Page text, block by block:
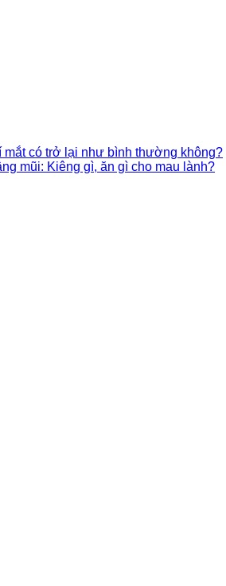
mắt có trở lại như bình thường không?
mũi: Kiêng gì, ăn gì cho mau lành?